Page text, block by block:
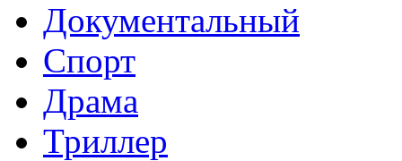
Документальный
Спорт
Драма
Триллер